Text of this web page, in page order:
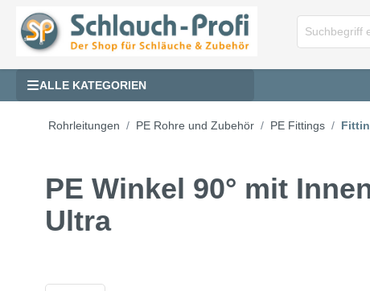
ALLE KATEGORIEN
Rohrleitungen PE Rohre und Zubehör PE Fittings
PE Winkel 90° mit
Ultra